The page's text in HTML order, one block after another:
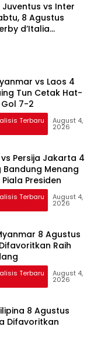
Juventus vs Inter
8 Agustus
d’Italia
vs Laos 4
Tun Cetak Hat-
7-2
Terbaru August 4,
2026
Persija Jakarta 4
Bandung Menang
Presiden
Terbaru August 4,
2026
8 Agustus
Raih
Terbaru August 4,
2026
8 Agustus
Difavoritkan